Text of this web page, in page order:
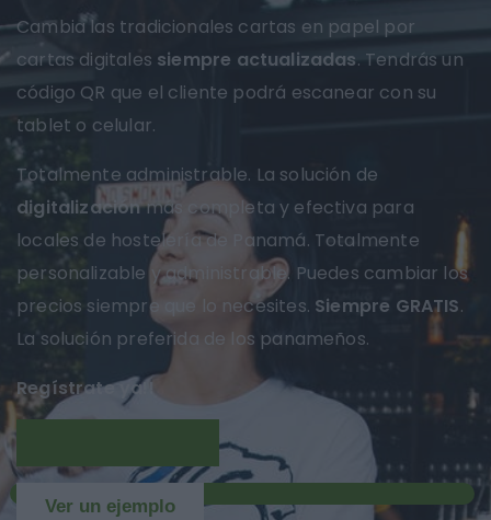
Cambia las tradicionales cartas en papel por
cartas digitales siempre actualizadas. Tendrás un
código QR que el cliente podrá escanear con su
tablet o celular.
Totalmente administrable. La solución de
digitalizaciónmás completa y efectiva para
locales de hostelería de Panamá. Totalmente
personalizable y administrable. Puedes cambiar los
precios siempre que lo necesites. Siempre GRATIS.
La solución preferida de los panameños.
Regístrate ya!!
Ver un ejemplo